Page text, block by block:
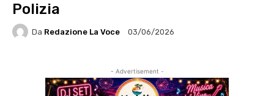
Polizia
Da Redazione La Voce 03/06/2026
- Advertisement -